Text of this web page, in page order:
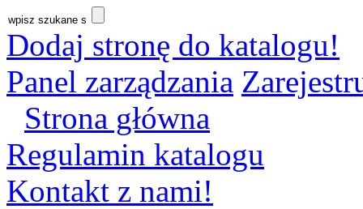
Dodaj stronę do katalogu!
Panel zarządzania
Strona główna
Regulamin katalogu
Kontakt z nami!